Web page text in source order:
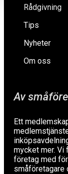
Av
Ett
mycket mer. Vi
företag med
småföretagare
Rådgivning
Tips
Nyheter
Om oss